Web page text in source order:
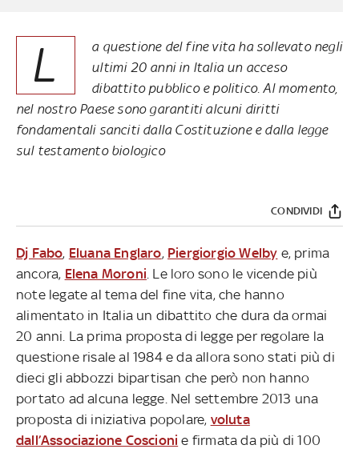
L
a questione del fine vita ha sollevato negli
ultimi 20 anni in Italia un acceso
dibattito pubblico e politico. Al momento,
nel nostro Paese sono garantiti alcuni diritti
fondamentali sanciti dalla Costituzione e dalla legge
sul testamento biologico
CONDIVIDI
Dj Fabo, Eluana Englaro, Piergiorgio Welby e, prima
ancora, Elena Moroni . Le loro sono le vicende più
note legate al tema del fine vita, che hanno
alimentato in Italia un dibattito che dura da ormai
20 anni. La prima proposta di legge per regolare la
questione risale al 1984 e da allora sono stati più di
dieci gli abbozzi bipartisan che però non hanno
portato ad alcuna legge. Nel settembre 2013 una
proposta di iniziativa popolare, voluta
dall’Associazione Coscioni e firmata da più di 100